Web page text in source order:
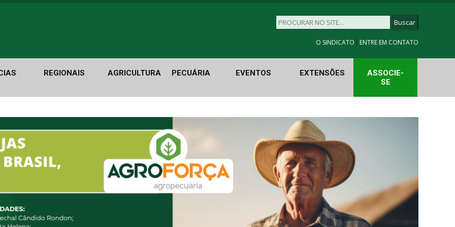
O SINDICATO | ENTRE EM CONTATO
REGIONAIS AGRICULTURA PECUÁRIA EVENTOS EXTENSÕES
ASSOCIE-
SE